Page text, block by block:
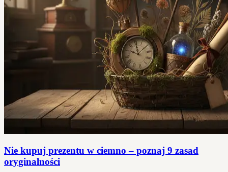
Nie kupuj prezentu w ciemno – poznaj 9 zasad
oryginalności